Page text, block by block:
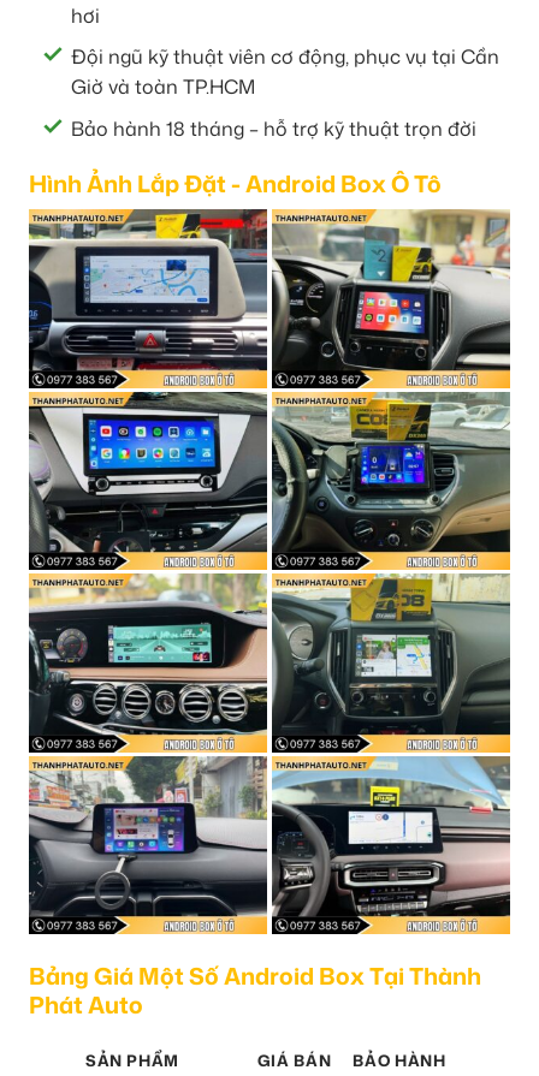
hơi
Đội ngũ kỹ thuật viên cơ động, phục vụ tại Cần
Giờ và toàn TP.HCM
Bảo hành 18 tháng – hỗ trợ kỹ thuật trọn đời
Hình Ảnh Lắp Đặt - Android Box Ô Tô
Bảng Giá Một Số Android Box Tại Thành
Phát Auto
SẢN PHẨM GIÁ BÁN BẢO HÀNH